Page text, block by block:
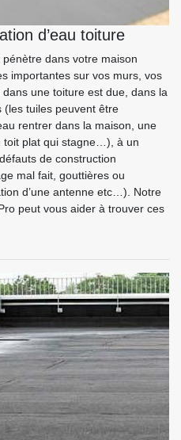
d’eau toiture
pénètre dans votre maison
importantes sur vos murs, vos
une toiture est due, dans la
(les tuiles peuvent être
rentrer dans la maison, une
toit plat qui stagne…), à un
de construction
mal fait, gouttières ou
d’une antenne etc…). Notre
peut vous aider à trouver ces